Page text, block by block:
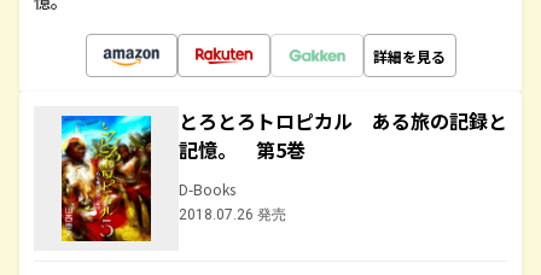
詳細を見る
とろとろトロピカル ある旅の記録と
記憶。 第5巻
D-Books
2018.07.26 発売